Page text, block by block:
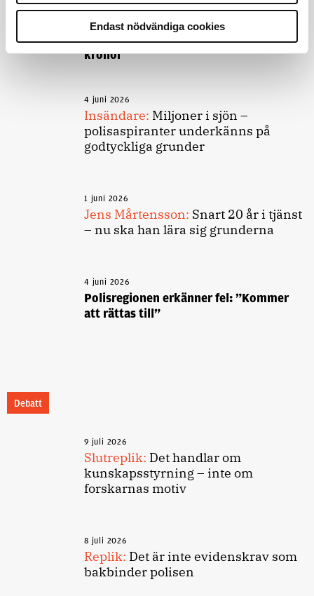
Endast nödvändiga cookies
3 juni 2026
Klart: Ingångslönen höjs med 2 300
kronor
4 juni 2026
Insändare: Miljoner i sjön –
polisaspiranter underkänns på
godtyckliga grunder
1 juni 2026
Jens Mårtensson: Snart 20 år i tjänst
– nu ska han lära sig grunderna
4 juni 2026
Polisregionen erkänner fel: ”Kommer
att rättas till”
Debatt
9 juli 2026
Slutreplik: Det handlar om
kunskapsstyrning – inte om
forskarnas motiv
8 juli 2026
Replik: Det är inte evidenskrav som
bakbinder polisen